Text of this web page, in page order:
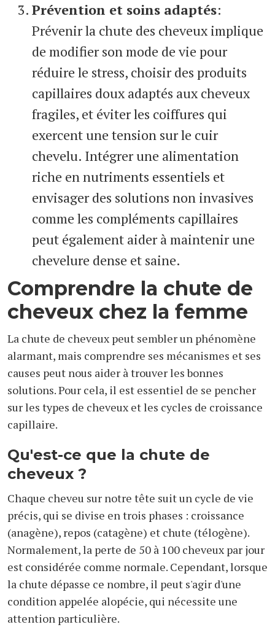
Prévention et soins adaptés:
Prévenir la chute des cheveux implique
de modifier son mode de vie pour
réduire le stress, choisir des produits
capillaires doux adaptés aux cheveux
fragiles, et éviter les coiffures qui
exercent une tension sur le cuir
chevelu. Intégrer une alimentation
riche en nutriments essentiels et
envisager des solutions non invasives
comme les compléments capillaires
peut également aider à maintenir une
chevelure dense et saine.
Comprendre la chute de
cheveux chez la femme
La chute de cheveux peut sembler un phénomène
alarmant, mais comprendre ses mécanismes et ses
causes peut nous aider à trouver les bonnes
solutions. Pour cela, il est essentiel de se pencher
sur les types de cheveux et les cycles de croissance
capillaire.
Qu'est-ce que la chute de
cheveux ?
Chaque cheveu sur notre tête suit un cycle de vie
précis, qui se divise en trois phases : croissance
(anagène), repos (catagène) et chute (télogène).
Normalement, la perte de 50 à 100 cheveux par jour
est considérée comme normale. Cependant, lorsque
la chute dépasse ce nombre, il peut s'agir d'une
condition appelée alopécie, qui nécessite une
attention particulière.